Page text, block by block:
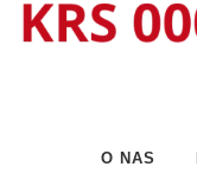
O NAS